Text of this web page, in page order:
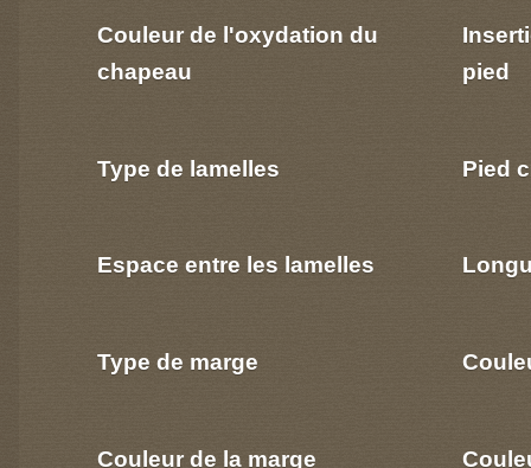
Couleur de l'oxydation du
chapeau
Type de lamelles
Espace entre les lamelles
Type de marge
Couleur de la marge
pied
Pied